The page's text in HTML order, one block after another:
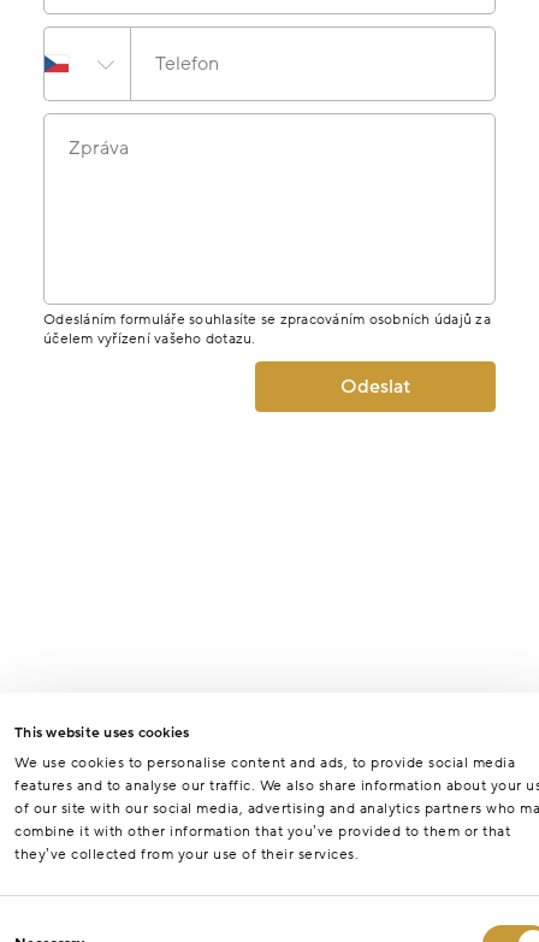
This website uses cookies
We use cookies to personalise content and ads, to provide social media
features and to analyse our traffic. We also share information about your
of our site with our social media, advertising and analytics partners who
combine it with other information that you’ve provided to them or that
they’ve collected from your use of their services.
Telefon
Zpráva
Odesláním formuláře souhlasíte se zpracováním osobních údajů za
účelem vyřízení vašeho dotazu.
Odeslat